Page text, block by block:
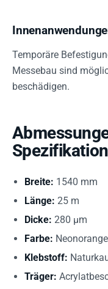
Temporäre
Messebau sind
beschädigen.
Breite: 1540 mm
Länge: 25 m
Dicke: 280 µm
Farbe:
Klebstoff:
Träger: